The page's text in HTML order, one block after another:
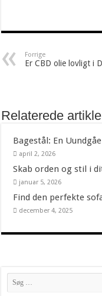
Forrige
Er CBD olie lovligt i
Relaterede
Bagestål: En
april 2, 2026
Skab orden og stil i
januar 5, 2026
Find den perfekte
december 4, 2025